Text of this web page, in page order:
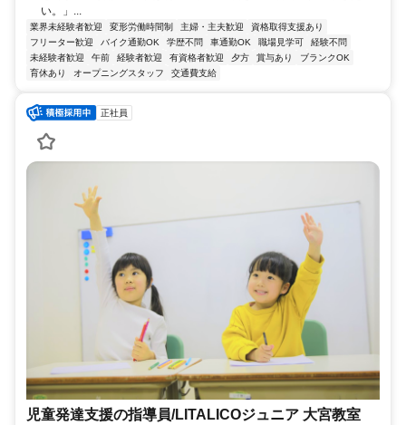
い。」...
業界未経験者歓迎 変形労働時間制 主婦・主夫歓迎
資格取得支援あり
フリーター歓迎
バイク通勤OK 学歴不問 車通勤OK 職場見学可
経験不問
未経験者歓迎
午前 経験者歓迎 有資格者歓迎 夕方 賞与あり
ブランクOK
育休あり
オープニングスタッフ 交通費支給
正社員
児童発達支援の指導員/LITALICOジュニア 大宮教室